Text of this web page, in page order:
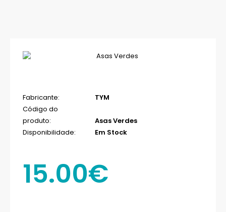
Fabricante:
TYM
Código do
produto:
Asas Verdes
Disponibilidade:
Em Stock
15.00€